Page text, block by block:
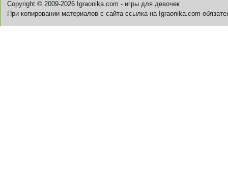
Copyright © 2009-2026 Igraonika.com - игры для девочек
При копировании материалов с сайта ссылка на Igraonika.com